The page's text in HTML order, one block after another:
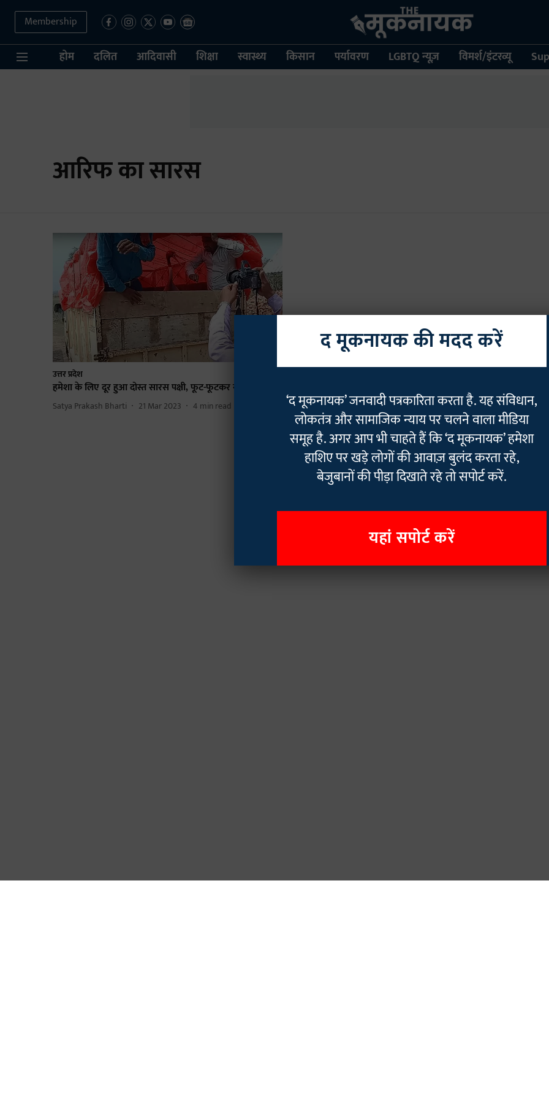
Membership
होम दलित आदिवासी शिक्षा स्वास्थ्य किसान पर्यावरण LGBTQ न्यूज़ विमर्श/इंटरव्यू
आरिफ का सारस
उत्तर प्रदेश
हमेशा के लिए दूर हुआ दोस्त सारस पक्षी, फूट-फूटकर रोया आरिफ
Satya Prakash Bharti 21 Mar 2023 4 min read
द मूकनायक की मदद करें
‘द मूकनायक’ जनवादी पत्रकारिता करता है. यह संविधान,
लोकतंत्र और सामाजिक न्याय पर चलने वाला मीडिया
समूह है. अगर आप भी चाहते हैं कि ‘द मूकनायक’ हमेशा
हाशिए पर खड़े लोगों की आवाज़ बुलंद करता रहे,
बेजुबानों की पीड़ा दिखाते रहे तो सपोर्ट करें.
यहां सपोर्ट करें